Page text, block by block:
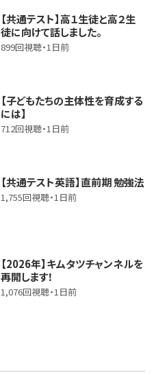
【共通テスト】高１生徒と高２生
徒に向けて話しました。
899回視聴・1日前
【子どもたちの主体性を育成する
には】
712回視聴・1日前
【共通テスト英語】直前期 勉強法
1,755回視聴・1日前
【2026年】キムタツチャンネルを
再開します！
1,076回視聴・1日前